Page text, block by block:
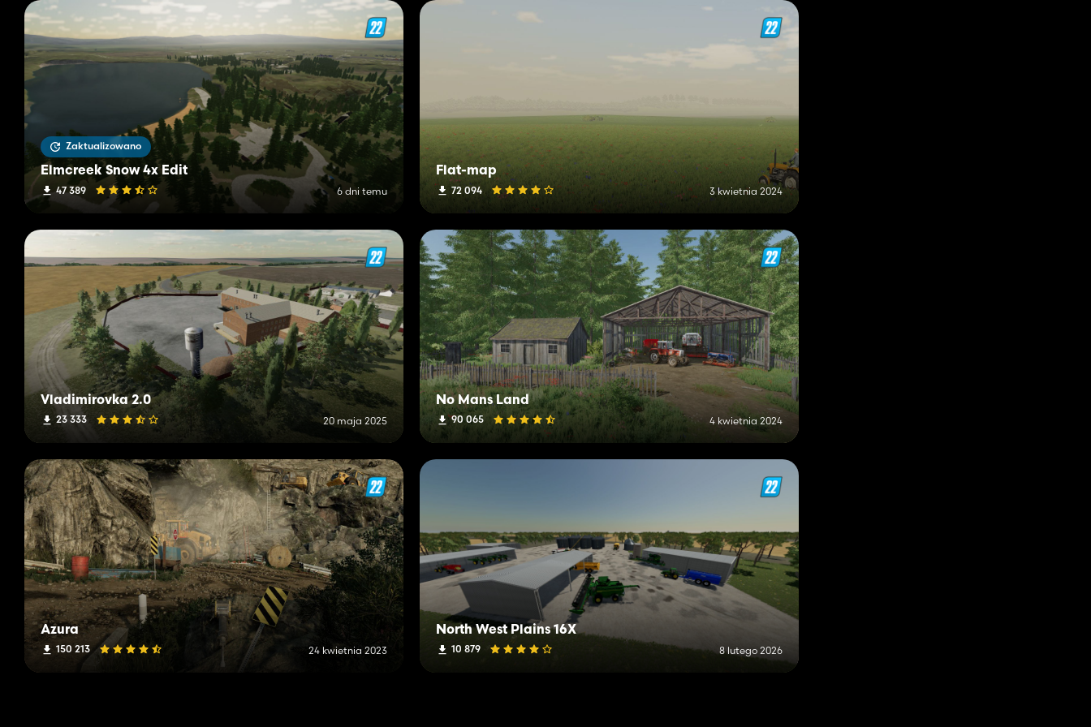
Zaktualizowano
Elmcreek Snow 4x Edit
47 389 6 dni temu
Flat-map
72 094 3 kwietnia 2024
Vladimirovka 2.0
23 333 20 maja 2025
No Mans Land
90 065 4 kwietnia 2024
Azura
150 213 24 kwietnia 2023
North West Plains 16X
10 879 8 lutego 2026